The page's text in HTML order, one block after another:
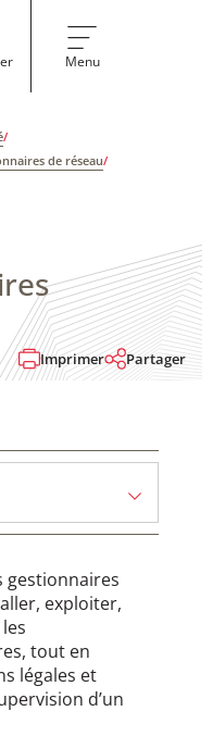
Menu
/
de réseau/
Imprimer Partager
gestionnaires
exploiter,
tout en
légales et
d’un